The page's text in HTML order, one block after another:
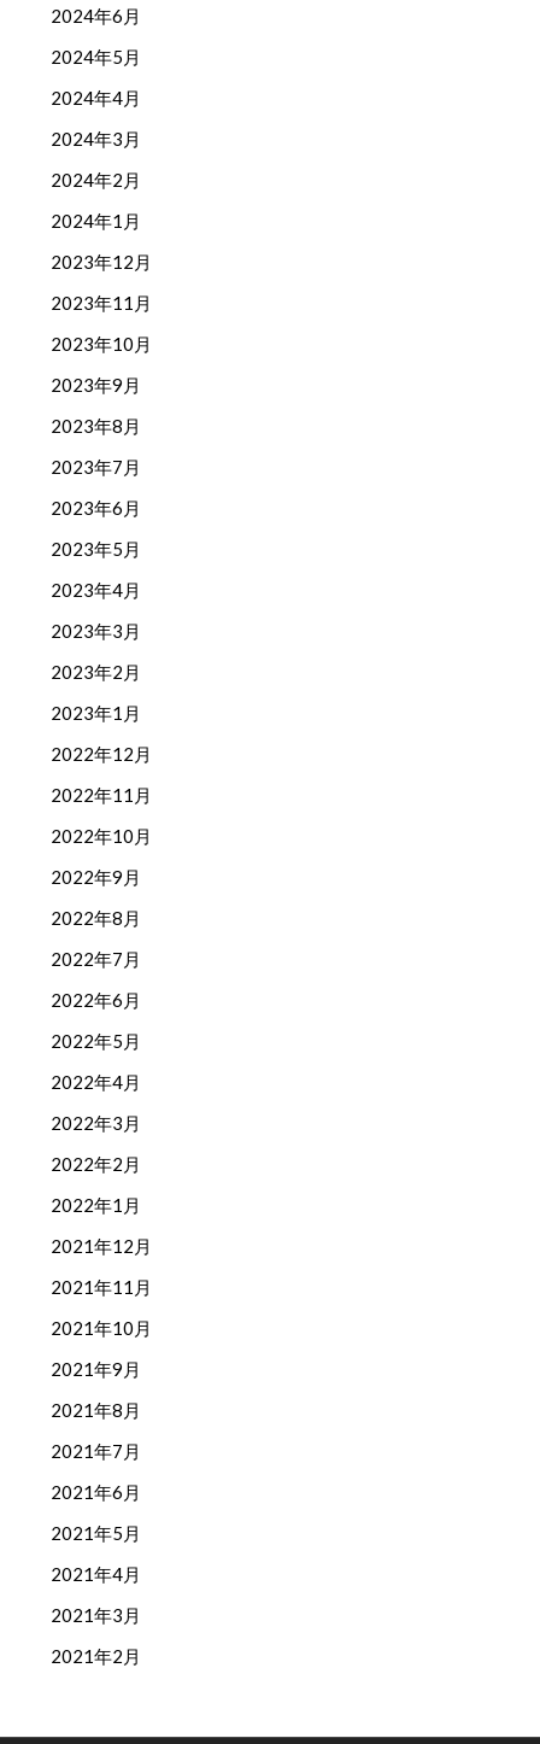
2024年6月
2024年5月
2024年4月
2024年3月
2024年2月
2024年1月
2023年12月
2023年11月
2023年10月
2023年9月
2023年8月
2023年7月
2023年6月
2023年5月
2023年4月
2023年3月
2023年2月
2023年1月
2022年12月
2022年11月
2022年10月
2022年9月
2022年8月
2022年7月
2022年6月
2022年5月
2022年4月
2022年3月
2022年2月
2022年1月
2021年12月
2021年11月
2021年10月
2021年9月
2021年8月
2021年7月
2021年6月
2021年5月
2021年4月
2021年3月
2021年2月